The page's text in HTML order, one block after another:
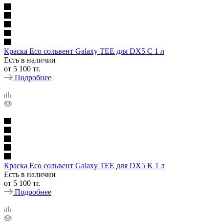
Краска Eco сольвент Galaxy TEE для DX5 C 1 л
Есть в наличии
от 5 100 тг.
Подробнее
Краска Eco сольвент Galaxy TEE для DX5 K 1 л
Есть в наличии
от 5 100 тг.
Подробнее